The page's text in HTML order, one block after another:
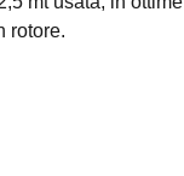
rotore.